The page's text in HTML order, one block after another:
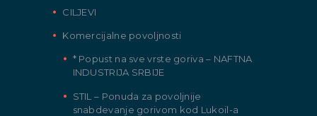
CILJEVI
Komercijalne povoljnosti
* Popust na sve vrste goriva – NAFTNA
INDUSTRIJA SRBIJE
STIL – Ponuda za povoljnije
snabdevanje gorivom kod Lukoil-a